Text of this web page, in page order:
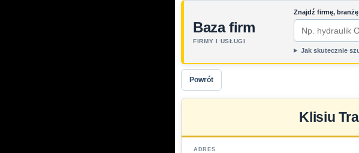
Baza firm
FIRMY I USŁUGI
Znajdź firmę,
Jak skutecznie
Powrót
Klisiu
ADRES